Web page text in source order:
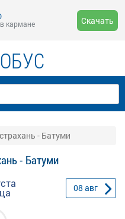
кармане
Скачать
- Батуми
- Батуми
08 авг